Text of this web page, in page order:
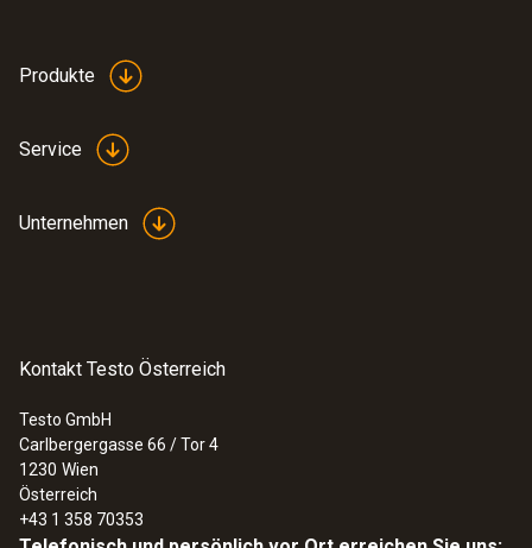
Produkte
Service
Unternehmen
Kontakt Testo Österreich
Testo GmbH
Carlbergergasse 66 / Tor 4
1230 Wien
Österreich
+43 1 358 70353